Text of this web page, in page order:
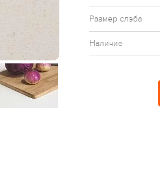
Размер слэба
Наличие